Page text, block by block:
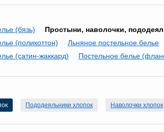
(бязь)
Простыни, наволочки,
(поликоттон)
Льняное постельное белье
(сатин-жаккард)
Постельное белье
Пододеяльники хлопок Наволочки хлопок